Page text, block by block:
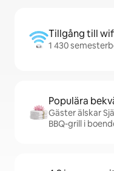
Tillgång till
1 430
Populära
Gäster älskar
BBQ-grill i